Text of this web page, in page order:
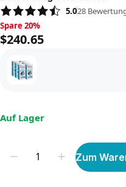
5.028
Spare 20%, $240.65
Spare 20%
$240.65
Auf Lager
Zum